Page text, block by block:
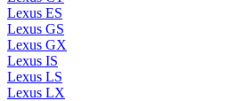
Lexus ES
Lexus GS
Lexus GX
Lexus IS
Lexus LS
Lexus LX